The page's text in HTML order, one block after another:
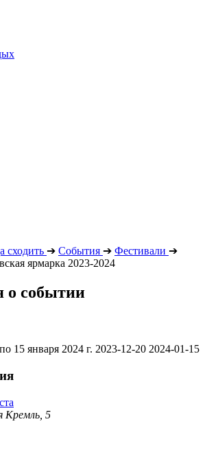
сходить ➔ События ➔ Фестивали ➔
ярмарка 2023-2024
событии
15 января 2024 г. 2023-12-20 2024-01-15
Кремль, 5